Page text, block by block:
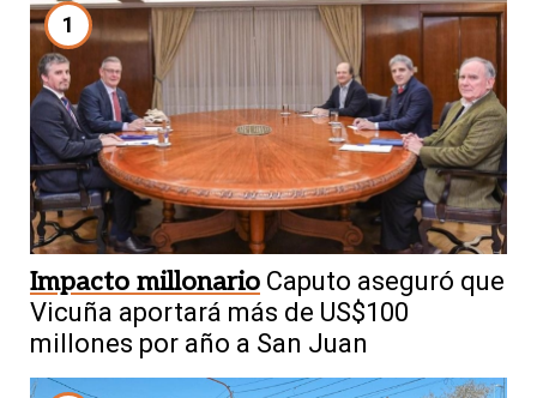
1
Impacto millonario Caputo aseguró que
Vicuña aportará más de US$100
millones por año a San Juan